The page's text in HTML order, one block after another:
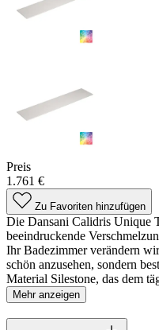
Preis
1.761 €
Zu Favoriten hinzufügen
Die Dansani Calidris Unique
beeindruckende
Ihr Badezimmer verändern
schön anzusehen, sondern
Material Silestone, das dem
Mehr anzeigen